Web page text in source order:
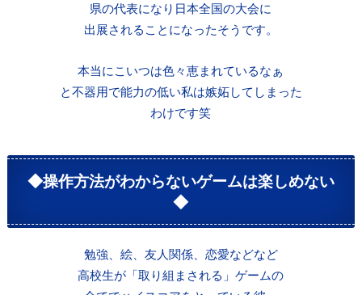
県の代表になり日本全国の大会に
出展されることになったそうです。
本当にこいつは色々恵まれているなぁ
と不器用で能力の低い私は嫉妬してしまった
わけです笑
◆操作方法がわからないゲームは楽しめない
◆
勉強、絵、友人関係、恋愛などなど
高校生が「取り組まされる」ゲームの